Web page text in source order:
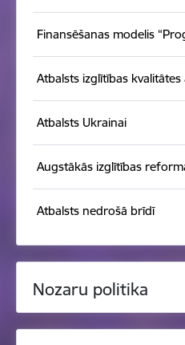
Finansēšanas modelis
Atbalsts izglītības
Atbalsts Ukrainai
Augstākās izglītības
Atbalsts nedrošā brīdī
Nozaru politika